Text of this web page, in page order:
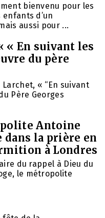
bienvenu pour les
d’un
aussi pour ...
« En suivant les
du père
« “En suivant
Père Georges
Antoine
dans la prière en
à Londres
du rappel à Dieu du
le métropolite